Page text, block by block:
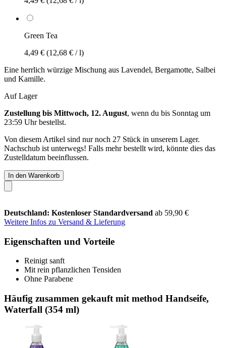
Green Tea
4,49 € (12,68 € / l)
Eine herrlich würzige Mischung aus Lavendel, Bergamotte, Salbei
und Kamille.
Auf Lager
Zustellung bis Mittwoch, 12. August, wenn du bis Sonntag um
23:59 Uhrbestellst.
Von diesem Artikel sind nur noch 27 Stück in unserem Lager.
Nachschub ist unterwegs! Falls mehr bestellt wird, könnte dies das
Zustelldatum beeinflussen.
In den Warenkorb
Deutschland: Kostenloser Standardversand ab 59,90 €
Weitere Infos zu Versand & Lieferung
Eigenschaften und Vorteile
Reinigt sanft
Mit rein pflanzlichen Tensiden
Ohne Parabene
Häufig zusammen gekauft mit method Handseife,
Waterfall (354 ml)